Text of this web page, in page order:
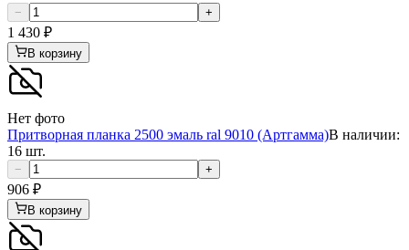
− +
1 430 ₽
В корзину
Нет фото
Притворная планка 2500 эмаль ral 9010 (Артгамма)В наличии:
16 шт.
− +
906 ₽
В корзину